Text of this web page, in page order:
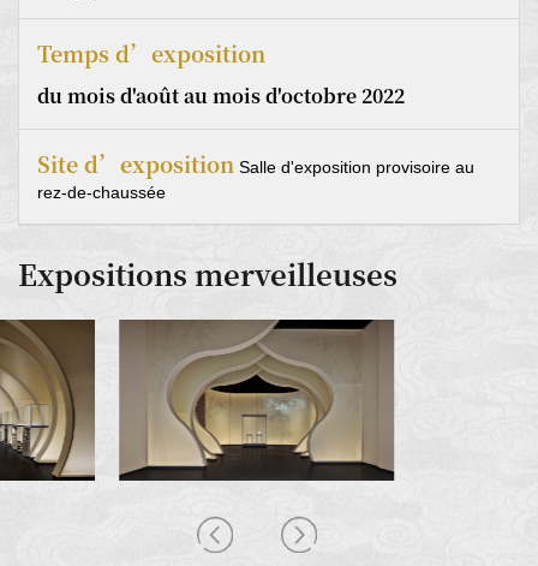
Temps d’exposition
du mois d'août au mois d'octobre 2022
Site d’exposition Salle d'exposition provisoire au
rez-de-chaussée
Expositions merveilleuses